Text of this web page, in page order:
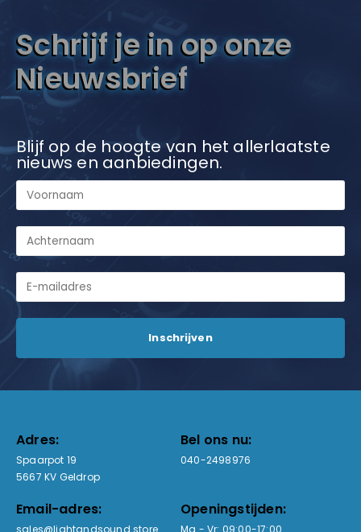
Schrijf je in op onze
Nieuwsbrief
Blijf op de hoogte van het allerlaatste
nieuws en aanbiedingen.
Adres:
Spaarpot 19
5667 KV Geldrop
Bel ons nu:
040-2498976
Email-adres: Openingstijden: